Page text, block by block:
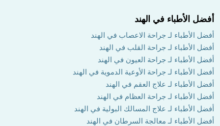
أفضل الأطباء في الهند
أفضل الأطباء لـ جراحة الاعصاب في الهند
أفضل الأطباء لـ جراحة القلب في الهند
أفضل الأطباء لـ جراحة العيون في الهند
أفضل الأطباء لـ جراحة الأوعية الدموية في الهند
أفضل الأطباء لـ علاج العقم في الهند
أفضل الأطباء لـ جراحة العظام في الهند
أفضل الأطباء لـ علاج المسالك البولية في الهند
أفضل الأطباء لـ معالجة السرطان في الهند